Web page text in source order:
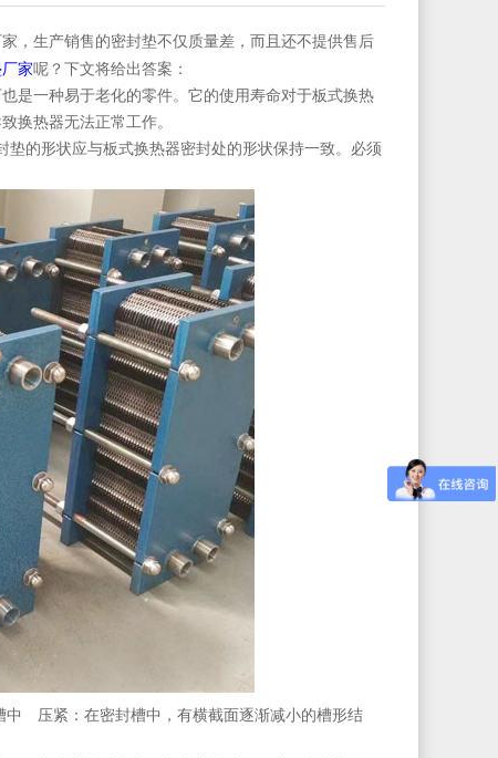
，生产销售的密封垫不仅质量差，而且还不提供售后
家呢？下文将给出答案：
是一种易于老化的零件。它的使用寿命对于板式换热
导致换热器无法正常工作。
的形状应与板式换热器密封处的形状保持一致。必须
压紧：在密封槽中，有横截面逐渐减小的槽形结